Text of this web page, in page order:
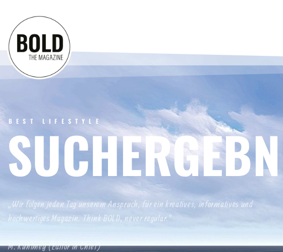
BEST LIFESTYLE
„Wir folgen jeden Tag unserem Anspruch, für ein kreatives, informatives und
hochwertiges Magazin. Think BOLD, never regular.“
M. Kuhlmey (Editor in Chief)